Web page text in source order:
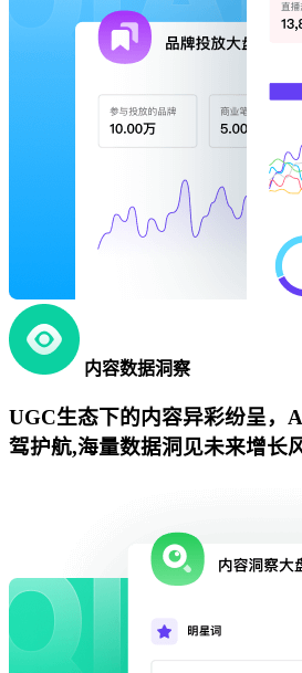
内容数据洞察
UGC生态下的内容异彩纷呈，
驾护航,海量数据洞见未来增长